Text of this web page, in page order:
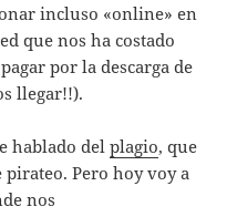
incluso «online» en
que nos ha costado
por la descarga de
llegar!!).
hablado delplagio, que
Pero hoy voy a
nos